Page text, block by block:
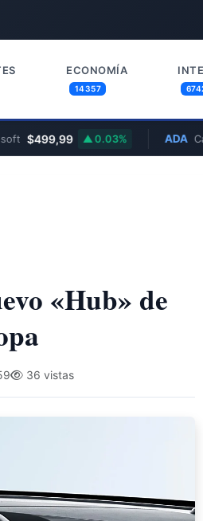
ECONOMÍA
14357
0.03% Cardano
«Hub» de
36 vistas